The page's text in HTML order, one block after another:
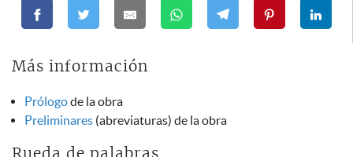
Más información
Prólogode la obra
Preliminares (abreviaturas) de la obra
Rueda de palabras